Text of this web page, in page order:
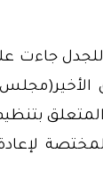
جاءت
مشروع القانون رقم